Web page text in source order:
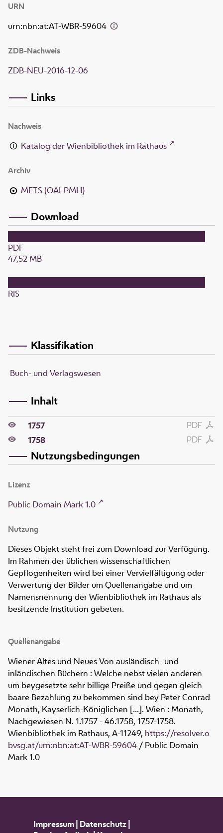
URN
urn:nbn:at:AT-WBR-59604
ZDB-Nachweis
ZDB-NEU-2016-12-06
Links
Nachweis
Katalog der Wienbibliothek im Rathaus
Archiv
METS (OAI-PMH)
Download
PDF
47,52 MB
RIS
Klassifikation
Buch- und Verlagswesen
Inhalt
PDF
1757
PDF
1758
Nutzungsbedingungen
Lizenz
Public Domain Mark 1.0
Nutzung
Dieses Objekt steht frei zum Download zur Verfügung.
Im Rahmen der üblichen wissenschaftlichen
Gepflogenheiten wird bei einer Vervielfältigung oder
Verwertung der Bilder um Quellenangabe und um
Namensnennung der Wienbibliothek im Rathaus als
besitzende Institution gebeten.
Quellenangabe
Wiener Altes und Neues Von ausländisch- und
inländischen Büchern : Welche nebst vielen anderen
um beygesetzte sehr billige Preiße und gegen gleich
baare Bezahlung zu bekommen sind bey Peter Conrad
Monath, Kayserlich-Königlichen [...]. Wien : Monath,
Nachgewiesen N. 1.1757 - 46.1758, 1757-1758.
Wienbibliothek im Rathaus, A-11249, https://resolver.o
bvsg.at/urn:nbn:at:AT-WBR-59604 / Public Domain
Mark 1.0
Impressum| Datenschutz|